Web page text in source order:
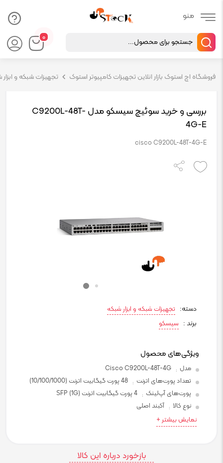
۰
Products
search
فروشگاه اچ استوک بازار انلاین تجهیزات کامپیوتر استوک تجهیزات شبکه و
بررسی و خرید سوئیچ سیسکو مدل C9200L-48T-
4G-E
cisco C9200L-48T-4G-E
دسته: تجهیزات شبکه و ابزار شبکه
برند : سیسکو
ویژگی‌های محصول
مدل :
Cisco C9200L-48T-4G
تعداد پورت‌های اترنت :
48 پورت گیگابیت اترنت (10/100/1000)
پورت‌های آپ‌لینک :
4 پورت گیگابیت اترنت SFP (1G)
نوع کالا :
آکبند اصلی
نمایش بیشتر +
بازخورد درباره این کالا